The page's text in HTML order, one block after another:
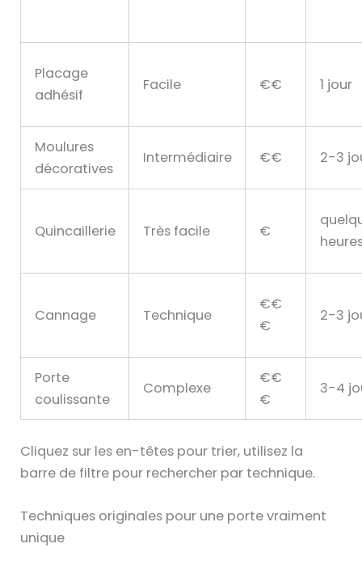
c
u
o
a
i
s
f
é
e
n
Placage
adhésif
Facile €€ 1 jour
Moulures
décoratives
Intermédiaire €€ 2-3
Quincaillerie Très facile €
Cannage Technique
€€
€
2-3
Porte
coulissante
Complexe
€€
€
3-4
Cliquez sur les en-têtes pour trier, utilisez la
barre de filtre pour rechercher par technique.
Techniques originales pour une porte vraiment
unique